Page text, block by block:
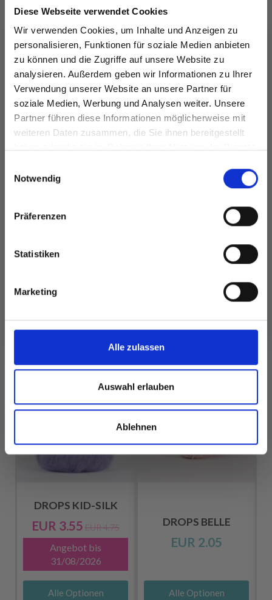
Diese Webseite verwendet Cookies
Wir verwenden Cookies, um Inhalte und Anzeigen zu
personalisieren, Funktionen für soziale Medien anbieten
zu können und die Zugriffe auf unsere Website zu
analysieren. Außerdem geben wir Informationen zu Ihrer
Verwendung unserer Website an unsere Partner für
soziale Medien, Werbung und Analysen weiter. Unsere
Partner führen diese Informationen möglicherweise mit
weiteren Daten zusammen, die Sie ihnen bereitgestellt
Notwendig
Präferenzen
Statistiken
Marketing
Alle zulassen
Auswahl erlauben
Ablehnen
DROPS BIG MERINO DROPS ALASKA
FÜR SIE EMPFOHLEN
DROPS KID-SILK
EUR 3.55 EUR 4.75
Angebot bis
31/08/2026
Alle Optionen
DROPS BELLE
EUR 2.05
Alle Optionen
Spare bis zu 50%
und erhalte exklusiven Zugang zu